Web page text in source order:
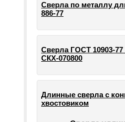
Сверла по металлу
886-77
Сверла ГОСТ 10903-
СКХ-070800
Длинные сверла с
хвостовиком